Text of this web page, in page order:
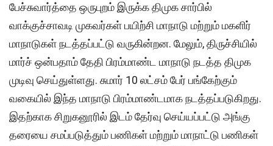
பேச்சுவார்த்தை ஒருபுறம் இருக்க திமுக சார்பில்
வாக்குச்சாவடி முகவர்கள் பயிற்சி மாநாடு மற்றும் மகளிர்
மாநாடுகள் நடத்தப்பட்டு வருகின்றன. மேலும், திருச்சியில்
மார்ச் ஒன்பதாம் தேதி பிரம்மாண்ட மாநாடு நடத்த திமுக
முடிவு செய்துள்ளது. சுமார் 10 லட்சம் பேர் பங்கேற்கும்
வகையில் இந்த மாநாடு பிரம்மாண்டமாக நடத்தப்படுகிறது.
இதற்காக சிறுகனூரில் இடம் தேர்வு செய்யப்பட்டு அங்கு
தரையை சமப்படுத்தும் பணிகள் மற்றும் மாநாட்டு பணிகள்